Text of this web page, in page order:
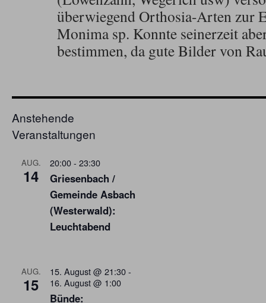
überwiegend Orthosia-Arten zur
Monima sp. Konnte seinerzeit
bestimmen, da gute Bilder von
Anstehende
Veranstaltungen
AUG.
14
20:00- 23:30
Griesenbach /
Gemeinde Asbach
(Westerwald):
Leuchtabend
AUG.
15
15. August @ 21:30-
16. August @ 1:00
Bünde: